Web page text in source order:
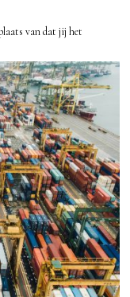
van dat jij het